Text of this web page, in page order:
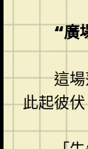
“廣
這
此起彼